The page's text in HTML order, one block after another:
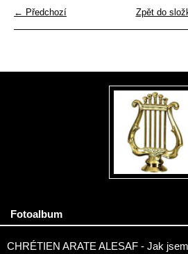
← Předchozí Zpět do
Fotoalbum
CHRÉTIEN ARATE ALESAF - Jak